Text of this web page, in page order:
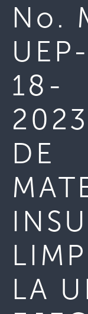
No.
18-
DE
LA